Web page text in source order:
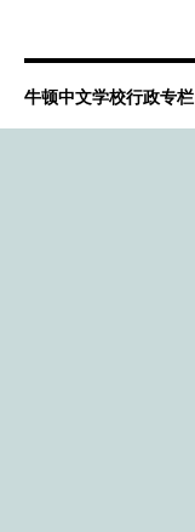
牛顿中文学校行政专栏